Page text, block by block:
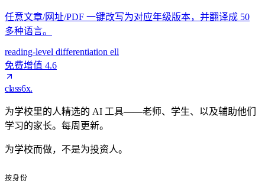
任意文章/网址/PDF 一键改写为对应年级版本，并翻译成 50
多种语言。
reading-level differentiation ell
免费增值 4.6
class6x.
为学校里的人精选的 AI 工具——老师、学生、以及辅助他们
学习的家长。每周更新。
为学校而做，不是为投资人。
按身份